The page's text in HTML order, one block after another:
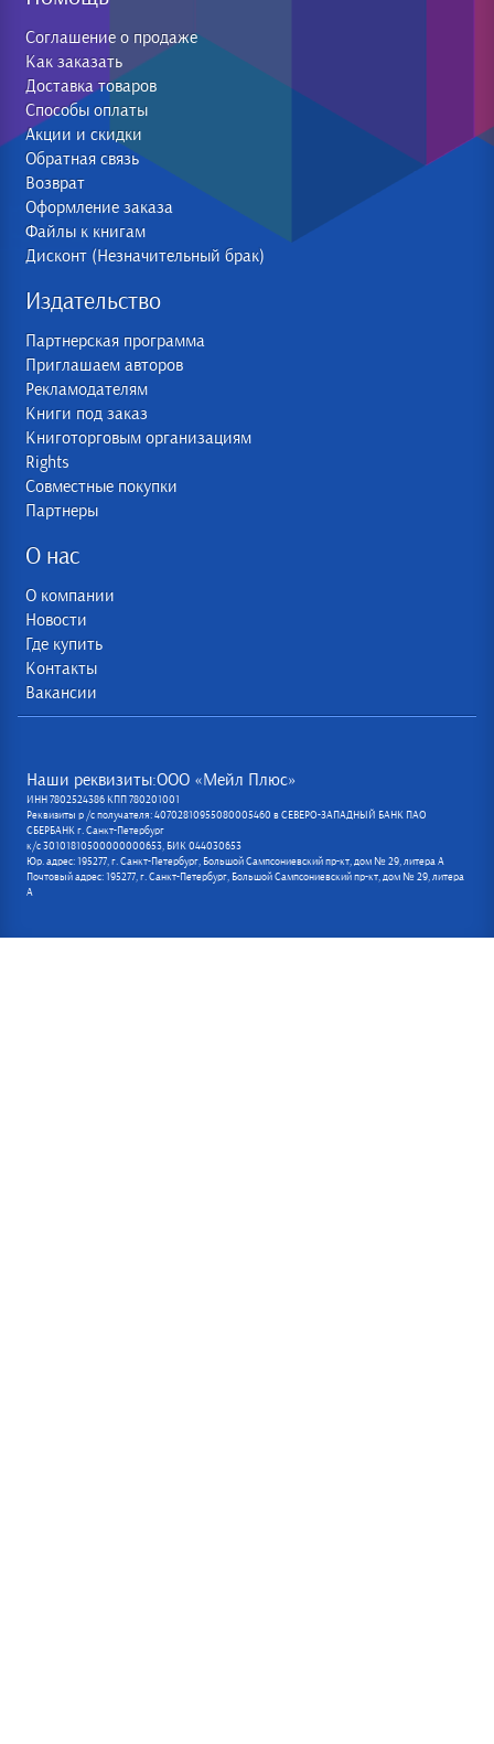
Соглашение о продаже
Как заказать
Доставка товаров
Способы оплаты
Акции и скидки
Обратная связь
Возврат
Оформление заказа
Файлы к книгам
Дисконт (Незначительный брак)
Издательство
Партнерская программа
Приглашаем авторов
Рекламодателям
Книги под заказ
Книготорговым организациям
Rights
Совместные покупки
Партнеры
О нас
О компании
Новости
Где купить
Контакты
Вакансии
Наши реквизиты:ООО «Мейл Плюс»
ИНН 7802524386 КПП 780201001
Реквизиты р /с получателя: 40702810955080005460 в СЕВЕРО-ЗАПАДНЫЙ БАНК ПАО
СБЕРБАНК г. Санкт-Петербург
к/с 30101810500000000653, БИК 044030653
Юр. адрес: 195277, г. Санкт-Петербург, Большой Сампсониевский пр-кт, дом № 29, литера А
Почтовый адрес: 195277, г. Санкт-Петербург, Большой Сампсониевский пр-кт, дом № 29, литера
А